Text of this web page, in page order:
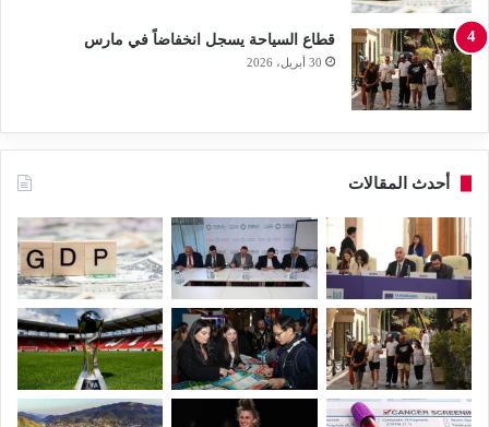
قطاع السياحة يسجل انخفاضاً في مارس
30 أبريل، 2026
أحدث المقالات